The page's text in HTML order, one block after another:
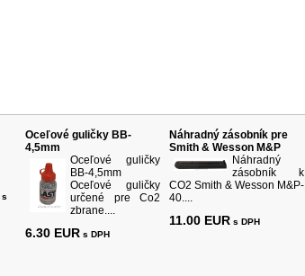
s
Oceľové guličky BB-
4,5mm
Oceľové guličky
BB-4,5mm
Oceľové guličky
určené pre Co2
zbrane....
6.30 EUR s DPH
Náhradný zásobník pre
Smith & Wesson M&P
Náhradný
zásobník k
CO2 Smith & Wesson M&P-
40....
11.00 EUR s DPH